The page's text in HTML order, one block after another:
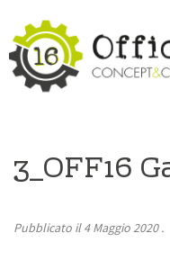
3_OFF16
Pubblicato il4 Maggio 2020.